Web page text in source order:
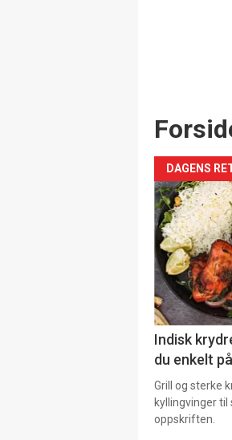
DAGENS
Indisk
du enkelt
Grill og sterke
kyllingvinger
oppskriften.